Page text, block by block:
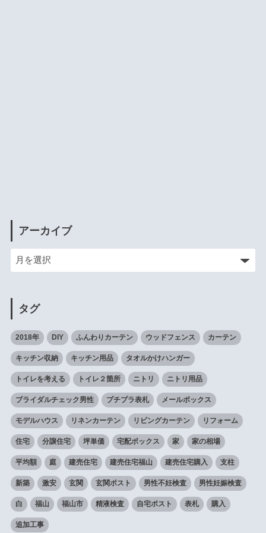
アーカイブ
タグ
2018年 DIY ふんわりカーテン ウッドフェンス カーテン
キッチン収納 キッチン用品 タオルかけハンガー
トイレを考える トイレ２箇所 ニトリ ニトリ用品
ブライダルチェック男性 プチプラ表札 メールボックス
モデルハウス リネンカーテン リビングカーテン リフォーム
住宅 分譲住宅 坪単価 宅配ボックス 家 家の相場
平均額 庭 建売住宅 建売住宅福山 建売住宅購入 支柱
新築 激安 玄関 玄関ポスト 男性不妊検査 男性妊娠検査
白 福山 福山市 精液検査 自宅ポスト 表札 購入
追加工事